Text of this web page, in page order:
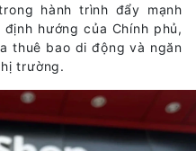
hành trình đẩy mạnh
hướng của Chính phủ,
thuê bao di động và ngăn
trường.